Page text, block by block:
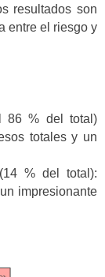
resultados son
entre el riesgo y
86 % del total)
totales y un
% del total):
impresionante